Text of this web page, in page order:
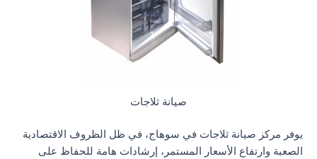
صيانة ثلاجات
يوفر مركز صيانة ثلاجات في سوهاج، في ظل الظروف الاقتصادية
الصعبة وارتفاع الأسعار المستمر، إرشادات هامة للحفاظ على